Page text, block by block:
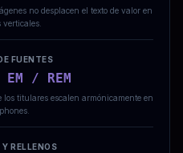
no desplacen el texto de valor en
FUENTES
/ REM
titulares escalen armónicamente en
Y RELLENOS